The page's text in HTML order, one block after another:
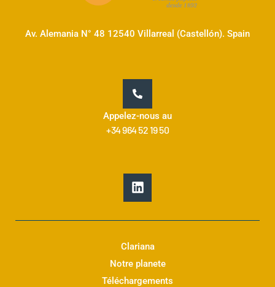
Av. Alemania N° 48 12540 Villarreal (Castellón). Spain
Appelez-nous au
+34 964 52 19 50
L
i
n
k
d
n
Clariana
Notre planete
Téléchargements